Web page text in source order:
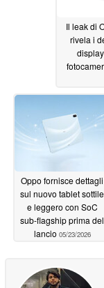
Il leak di
rivela i
Oppo fornisce dettagli
sul nuovo tablet sottile
e leggero con SoC
sub-flagship prima del
lancio 05/23/2026